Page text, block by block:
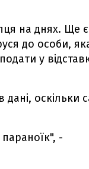
на днях. Ще
до особи,
у
дані, оскільки
-